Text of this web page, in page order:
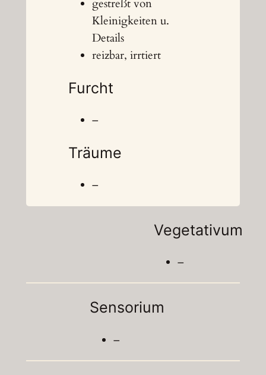
gestreßt von
Kleinigkeiten u.
Details
reizbar, irrtiert
Furcht
–
Träume
–
Vegetativum
–
Sensorium
–